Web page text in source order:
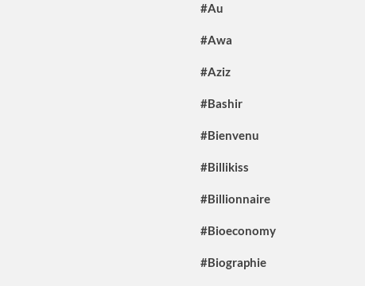
#Au
#Awa
#Aziz
#Bashir
#Bienvenu
#Billikiss
#Billionnaire
#Bioeconomy
#Biographie